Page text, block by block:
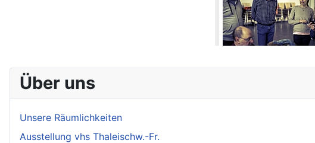
Über uns
Unsere Räumlichkeiten
Ausstellung vhs Thaleischw.-Fr.